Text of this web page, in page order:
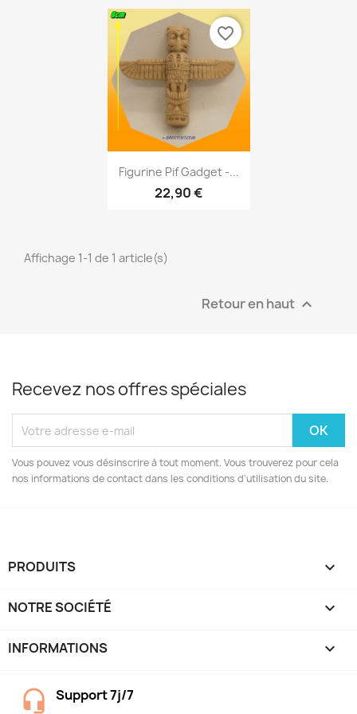
Aperçu rapide
Figurine Pif Gadget -...
22,90 €
favorite_border
Affichage 1-1 de 1 article(s)
Retour en haut 
Recevez nos offres spéciales
Vous pouvez vous désinscrire à tout moment. Vous trouverez pour cela
nos informations de contact dans les conditions d'utilisation du site.
PRODUITS 
NOTRE SOCIÉTÉ 
INFORMATIONS keyboard_arrow_down
Support 7j/7